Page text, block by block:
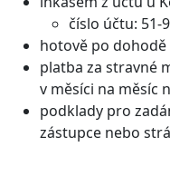
číslo účtu: 51-
hotově po
platba za stravné
v měsíci na měsíc
podklady pro
zástupce nebo